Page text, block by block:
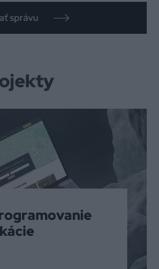
správu